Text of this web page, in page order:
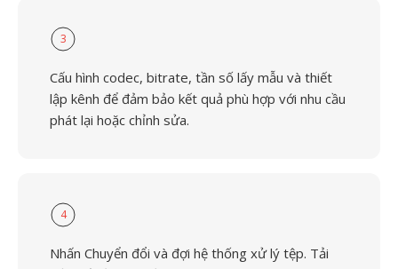
3
Cấu hình codec, bitrate, tần số lấy mẫu và thiết
lập kênh để đảm bảo kết quả phù hợp với nhu cầu
phát lại hoặc chỉnh sửa.
4
Nhấn Chuyển đổi và đợi hệ thống xử lý tệp. Tải